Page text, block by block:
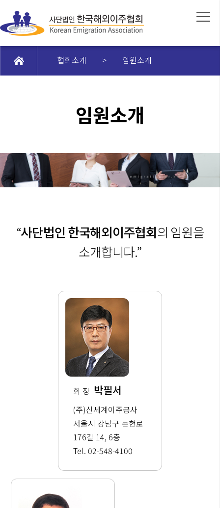
협회소개 > 임원소개
임원소개
“사단법인 한국해외이주협회의 임원을
소개합니다.”
회 장 박필서
(주)신세계이주공사
서울시 강남구 논현로
176길 14, 6층
Tel. 02-548-4100